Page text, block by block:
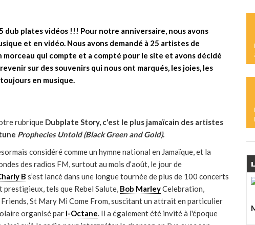
dub plates vidéos !!! Pour notre anniversaire, nous avons
et en vidéo. Nous avons demandé à 25 artistes de
qui compte et a compté pour le site et avons décidé
sur des souvenirs qui nous ont marqués, les joies, les
en musique.
rubrique Dubplate Story, c'est le plus jamaïcain des artistes
Prophecies Untold (Black Green and Gold).
considéré comme un hymne national en Jamaïque, et la
des radios FM, surtout au mois d’août, le jour de
B s’est lancé dans une longue tournée de plus de 100 concerts
prestigieux, tels que Rebel Salute, Bob MarleyCelebration,
Friends, St Mary Mi Come From, suscitant un attrait en particulier
organisé par I-Octane. Il a également été invité à l'époque